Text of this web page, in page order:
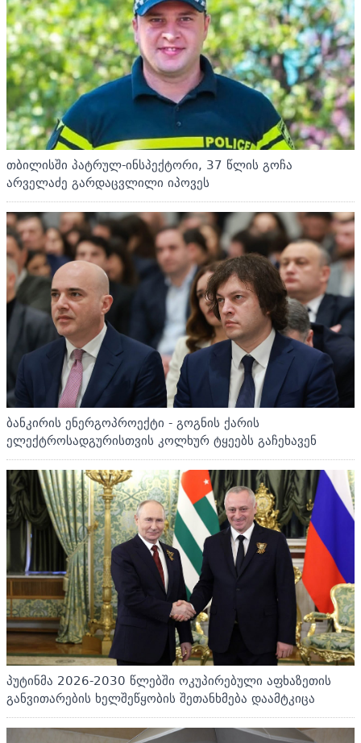
თბილისში პატრულ-ინსპექტორი, 37 წლის გოჩა
არველაძე გარდაცვლილი იპოვეს
ბანკირის ენერგოპროექტი - გოგნის ქარის
ელექტროსადგურისთვის კოლხურ ტყეებს გაჩეხავენ
პუტინმა 2026-2030 წლებში ოკუპირებული აფხაზეთის
განვითარების ხელშეწყობის შეთანხმება დაამტკიცა